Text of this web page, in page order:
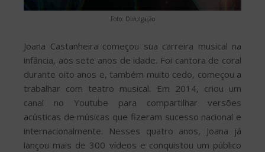
Foto: Divulgação
Joana Castanheira começou sua carreira musical na
infância, aos sete anos de idade. Foi cantora de coral
durante oito anos e, também muito cedo, começou a
trabalhar com teatro musical. Em 2014, criou um
canal no Youtube para compartilhar versões
acústicas de músicas que fizeram sucesso nacional e
internacionalmente. Nesses quatro anos, Joana já
lançou mais de 300 vídeos e conquistou um público